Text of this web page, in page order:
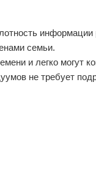
информации
семьи.
и легко могут
не требует